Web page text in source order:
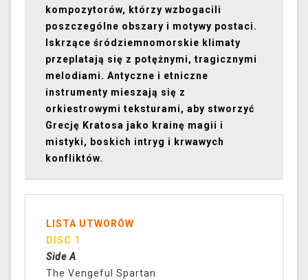
kompozytorów, którzy wzbogacili
poszczególne obszary i motywy postaci.
Iskrzące śródziemnomorskie klimaty
przeplatają się z potężnymi, tragicznymi
melodiami. Antyczne i etniczne
instrumenty mieszają się z
orkiestrowymi teksturami, aby stworzyć
Grecję Kratosa jako krainę magii i
mistyki, boskich intryg i krwawych
konfliktów.
LISTA UTWORÓW
DISC 1
Side A
The Vengeful Spartan